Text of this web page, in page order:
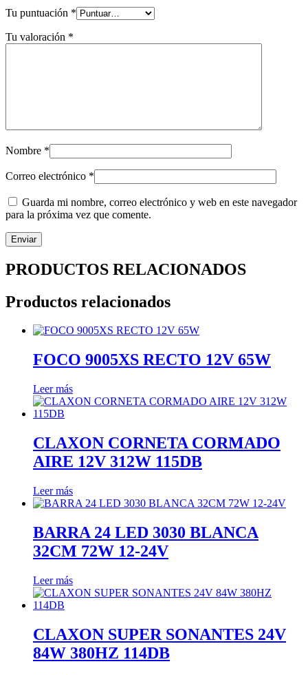
Tu puntuación *
Tu valoración *
Nombre *
Correo electrónico *
Guarda mi nombre, correo electrónico y web en este navegador
para la próxima vez que comente.
PRODUCTOS RELACIONADOS
Productos relacionados
FOCO 9005XS RECTO 12V 65W
Leer más
CLAXON CORNETA CORMADO
AIRE 12V 312W 115DB
Leer más
BARRA 24 LED 3030 BLANCA
32CM 72W 12-24V
Leer más
CLAXON SUPER SONANTES 24V
84W 380HZ 114DB